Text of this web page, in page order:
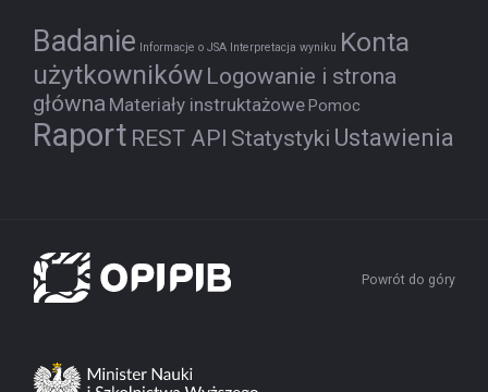
Badanie Informacje o JSA Interpretacja wyniku Konta
użytkowników Logowanie i strona
główna Materiały instruktażowe Pomoc
Raport REST API Statystyki Ustawienia
Powrót do góry